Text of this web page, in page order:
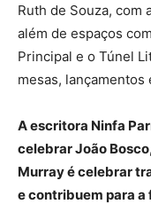
Ruth de Souza, com
além de espaços
Principal e o Túnel
mesas,
A escritora Ninfa
celebrar João
Murray é celebrar
e contribuem para